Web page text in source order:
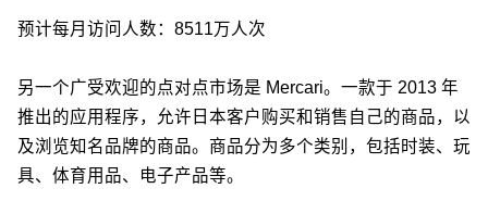
预计每月访问人数：8511万人次
另一个广受欢迎的点对点市场是 Mercari。一款于 2013 年
推出的应用程序，允许日本客户购买和销售自己的商品，以
及浏览知名品牌的商品。商品分为多个类别，包括时装、玩
具、体育用品、电子产品等。